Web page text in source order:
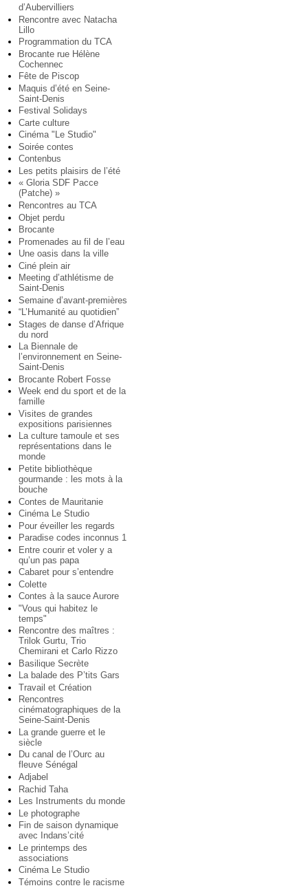
d’Aubervilliers
Rencontre avec Natacha
Lillo
Programmation du TCA
Brocante rue Hélène
Cochennec
Fête de Piscop
Maquis d’été en Seine-
Saint-Denis
Festival Solidays
Carte culture
Cinéma "Le Studio"
Soirée contes
Contenbus
Les petits plaisirs de l’été
« Gloria SDF Pacce
(Patche) »
Rencontres au TCA
Objet perdu
Brocante
Promenades au fil de l’eau
Une oasis dans la ville
Ciné plein air
Meeting d’athlétisme de
Saint-Denis
Semaine d’avant-premières
“L’Humanité au quotidien”
Stages de danse d’Afrique
du nord
La Biennale de
l’environnement en Seine-
Saint-Denis
Brocante Robert Fosse
Week end du sport et de la
famille
Visites de grandes
expositions parisiennes
La culture tamoule et ses
représentations dans le
monde
Petite bibliothèque
gourmande : les mots à la
bouche
Contes de Mauritanie
Cinéma Le Studio
Pour éveiller les regards
Paradise codes inconnus 1
Entre courir et voler y a
qu’un pas papa
Cabaret pour s’entendre
Colette
Contes à la sauce Aurore
"Vous qui habitez le
temps"
Rencontre des maîtres :
Trilok Gurtu, Trio
Chemirani et Carlo Rizzo
Basilique Secrète
La balade des P’tits Gars
Travail et Création
Rencontres
cinématographiques de la
Seine-Saint-Denis
La grande guerre et le
siècle
Du canal de l’Ourc au
fleuve Sénégal
Adjabel
Rachid Taha
Les Instruments du monde
Le photographe
Fin de saison dynamique
avec Indans’cité
Le printemps des
associations
Cinéma Le Studio
Témoins contre le racisme